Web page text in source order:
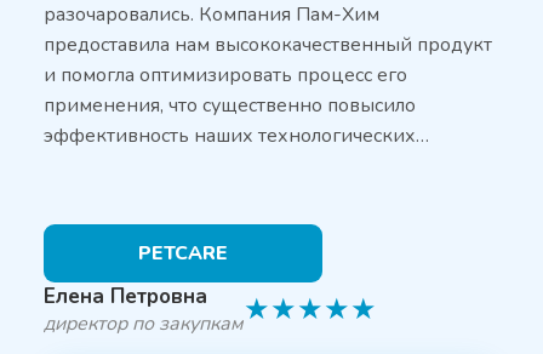
разочаровались. Компания Пам-Хим
предоставила нам высококачественный продукт
и помогла оптимизировать процесс его
применения, что существенно повысило
эффективность наших технологических…
PETCARE
Елена Петровна
директор по закупкам★★★★★